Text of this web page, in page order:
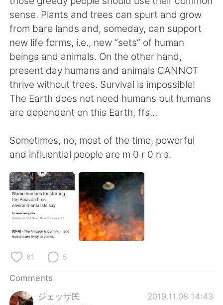
sense. Plants and trees can spurt and grow
from bare lands and, someday, can support
new life forms, i.e., new “sets” of human
beings and animals. On the other hand,
present day humans and animals CANNOT
thrive without trees. Survival is impossible!
The Earth does not need humans but humans
are dependent on this Earth, ffs...
Sometimes, no, most of the time, powerful
and influential people are m 0 r 0 n s.
61 5
Comments
ジェッサ民
2019.11.08 14:43